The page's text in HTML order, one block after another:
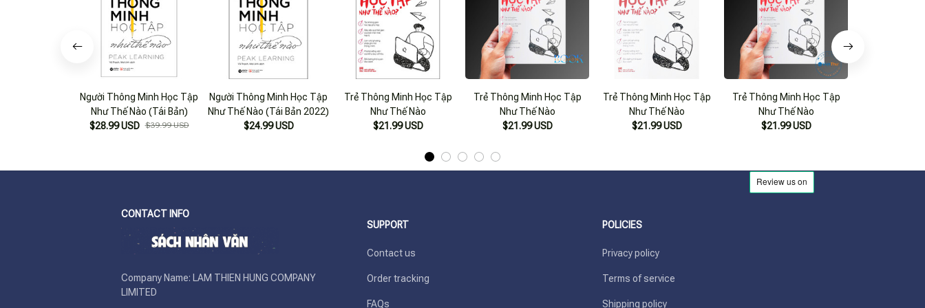
Người Thông Minh Học Tập
Như Thế Nào (Tái Bản)
$28.99 USD $39.99 USD
Người Thông Minh Học Tập
Như Thế Nào (Tái Bản 2022)
$24.99 USD
Trẻ Thông Minh Học Tập
Như Thế Nào
$21.99 USD
Trẻ Thông Minh Học Tập
Như Thế Nào
$21.99 USD
Trẻ Thông Minh Học Tập
Như Thế Nào
$21.99 USD
Trẻ Thông Minh Học Tập
Như Thế Nào
$21.99 USD
CONTACT INFO
Company Name: LAM THIEN HUNG COMPANY
LIMITED
SUPPORT
Contact us
Order tracking
FAQs
POLICIES
Privacy policy
Terms of service
Shipping policy